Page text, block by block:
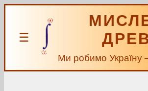
☰
Ми робимо Україну